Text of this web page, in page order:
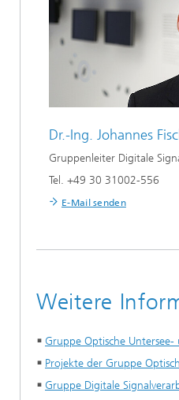
Dr.-Ing. Johannes
Gruppenleiter Digitale
Tel. +49 30 31002-556
E-Mail senden
Weitere
Gruppe Optische
Projekte der Gruppe
Gruppe Digitale